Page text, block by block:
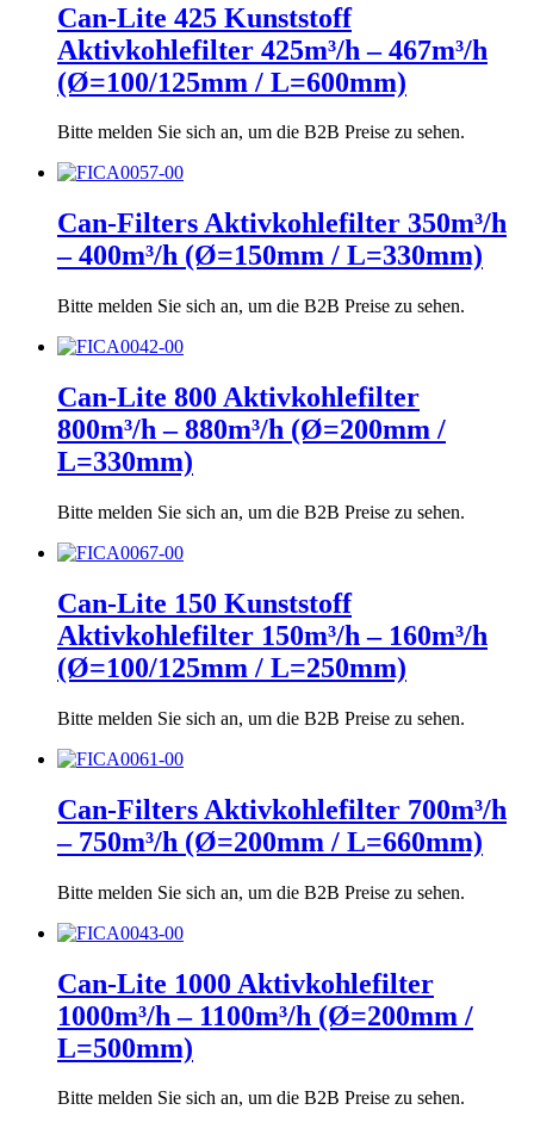
Can-Lite 425 Kunststoff
Aktivkohlefilter 425m³/h – 467m³/h
(Ø=100/125mm / L=600mm)
Bitte melden Sie sich an, um die B2B Preise zu sehen.
Can-Filters Aktivkohlefilter 350m³/h
– 400m³/h (Ø=150mm / L=330mm)
Bitte melden Sie sich an, um die B2B Preise zu sehen.
Can-Lite 800 Aktivkohlefilter
800m³/h – 880m³/h (Ø=200mm /
L=330mm)
Bitte melden Sie sich an, um die B2B Preise zu sehen.
Can-Lite 150 Kunststoff
Aktivkohlefilter 150m³/h – 160m³/h
(Ø=100/125mm / L=250mm)
Bitte melden Sie sich an, um die B2B Preise zu sehen.
Can-Filters Aktivkohlefilter 700m³/h
– 750m³/h (Ø=200mm / L=660mm)
Bitte melden Sie sich an, um die B2B Preise zu sehen.
Can-Lite 1000 Aktivkohlefilter
1000m³/h – 1100m³/h (Ø=200mm /
L=500mm)
Bitte melden Sie sich an, um die B2B Preise zu sehen.